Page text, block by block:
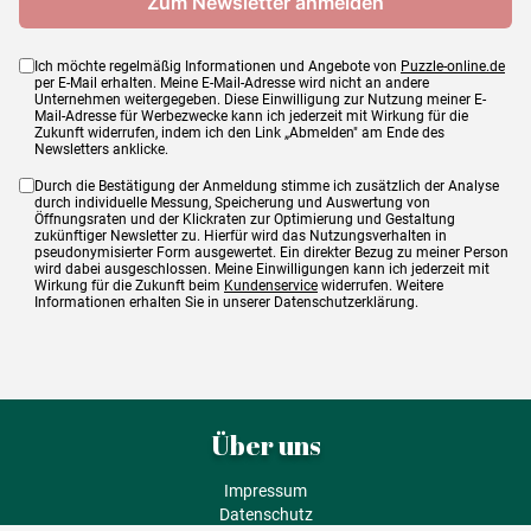
Ich möchte regelmäßig Informationen und Angebote von Puzzle-online.de
per E-Mail erhalten. Meine E-Mail-Adresse wird nicht an andere
Unternehmen weitergegeben. Diese Einwilligung zur Nutzung meiner E-
Mail-Adresse für Werbezwecke kann ich jederzeit mit Wirkung für die
Zukunft widerrufen, indem ich den Link „Abmelden" am Ende des
Newsletters anklicke.
Durch die Bestätigung der Anmeldung stimme ich zusätzlich der Analyse
durch individuelle Messung, Speicherung und Auswertung von
Öffnungsraten und der Klickraten zur Optimierung und Gestaltung
zukünftiger Newsletter zu. Hierfür wird das Nutzungsverhalten in
pseudonymisierter Form ausgewertet. Ein direkter Bezug zu meiner Person
wird dabei ausgeschlossen. Meine Einwilligungen kann ich jederzeit mit
Wirkung für die Zukunft beim Kundenservice widerrufen. Weitere
Informationen erhalten Sie in unserer Datenschutzerklärung.
Über uns
Impressum
Datenschutz